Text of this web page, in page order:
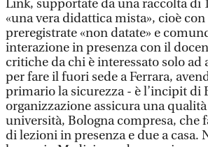
Link, supportate da una raccolta di
«una vera didattica mista», cioè
preregistrate «non datate» e
interazione in presenza con il
critiche da chi è interessato solo ad
per fare il fuori sede a Ferrara,
primario la sicurezza - è l’incipit di
organizzazione assicura una
università, Bologna compresa, che
di lezioni in presenza e due a casa.